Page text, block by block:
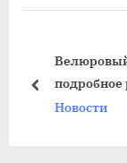
u
o
P
s
t
:
подробное
Новости
prev